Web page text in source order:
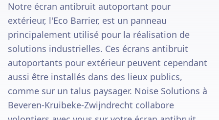
Notre écran antibruit autoportant pour
extérieur, l'Eco Barrier, est un panneau
principalement utilisé pour la réalisation de
solutions industrielles. Ces écrans antibruit
autoportants pour extérieur peuvent cependant
aussi être installés dans des lieux publics,
comme sur un talus paysager. Noise Solutions à
Beveren-Kruibeke-Zwijndrecht collabore